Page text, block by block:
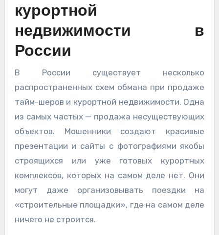
курортной
недвижимости в
России
В России существует несколько
распространенных схем обмана при продаже
тайм-шеров и курортной недвижимости. Одна
из самых частых — продажа несуществующих
объектов. Мошенники создают красивые
презентации и сайты с фотографиями якобы
строящихся или уже готовых курортных
комплексов, которых на самом деле нет. Они
могут даже организовывать поездки на
«строительные площадки», где на самом деле
ничего не строится.